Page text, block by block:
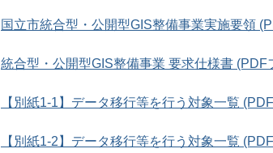
国立市統合型・公開型GIS整備事業実施要領
統合型・公開型GIS整備事業 要求仕様書 (PDF
【別紙1-1】データ移行等を行う対象一覧
【別紙1-2】データ移行等を行う対象一覧